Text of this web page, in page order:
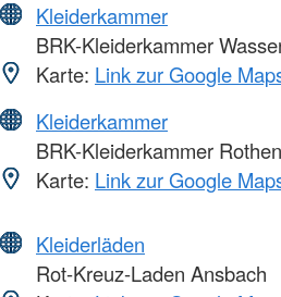
Kleiderkammer
BRK-Kleiderkammer
Karte: Link zur Google
Kleiderkammer
BRK-Kleiderkammer
Karte: Link zur Google
Kleiderläden
Rot-Kreuz-Laden Ansbach